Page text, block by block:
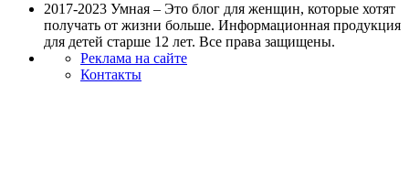
2017-2023 Умная – Это блог для женщин, которые хотят
получать от жизни больше. Информационная продукция
для детей старше 12 лет. Все права защищены.
Реклама на сайте
Контакты